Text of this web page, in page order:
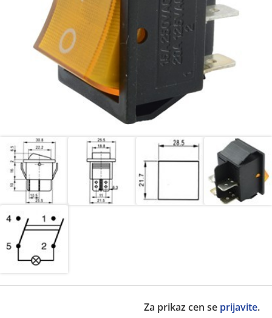
Za prikaz cen se prijavite.